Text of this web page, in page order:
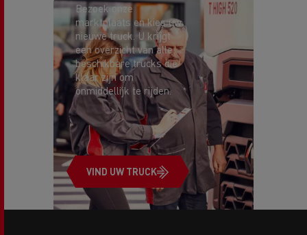
Bezoek onze
marktplaats en kies uw
nieuwe truck. U krijgt
een overzicht van alle
beschikbare trucks die
klaar zijn om
onmiddellijk te rijden.
VIND UW TRUCK